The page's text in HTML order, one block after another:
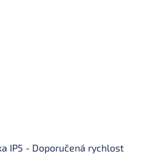
IP5 - Doporučená rychlost